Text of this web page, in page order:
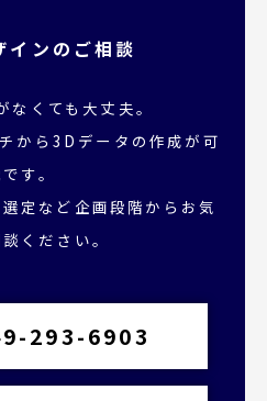
インのご相談
なくても大丈夫。
から3Dデータの作成が可
す。
定など企画段階からお気
ください。
293-6903